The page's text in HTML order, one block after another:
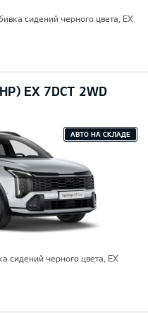
сидений черного цвета, EX
EX 7DCT 2WD
АВТО НА СКЛАДЕ
сидений черного цвета, EX